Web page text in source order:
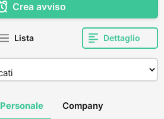
Crea avviso
Lista Dettaglio
Personale Company